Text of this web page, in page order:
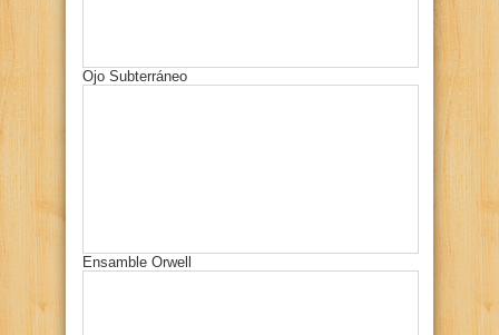
Ojo Subterráneo
Ensamble Orwell